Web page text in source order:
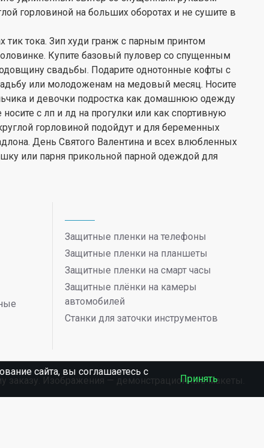
горловиной на больших оборотах и не сушите в
тока. Зип худи гранж с парным принтом
Купите базовый пуловер со спущенным
свадьбы. Подарите однотонные кофты с
или молодоженам на медовый месяц. Носите
и девочки подростка как домашнюю одежду
с лп и лд на прогулки или как спортивную
горловиной подойдут и для беременных
День Святого Валентина и всех влюбленных
или парня прикольной парной одеждой для
Защитные пленки на телефоны
Защитные пленки на планшеты
Защитные пленки на смарт часы
Защитные плёнки на камеры
автомобилей
Станки для заточки инструментов
заказу. Изображения — демонстрационные макеты.
сайта, вы соглашаетесь c
Принять